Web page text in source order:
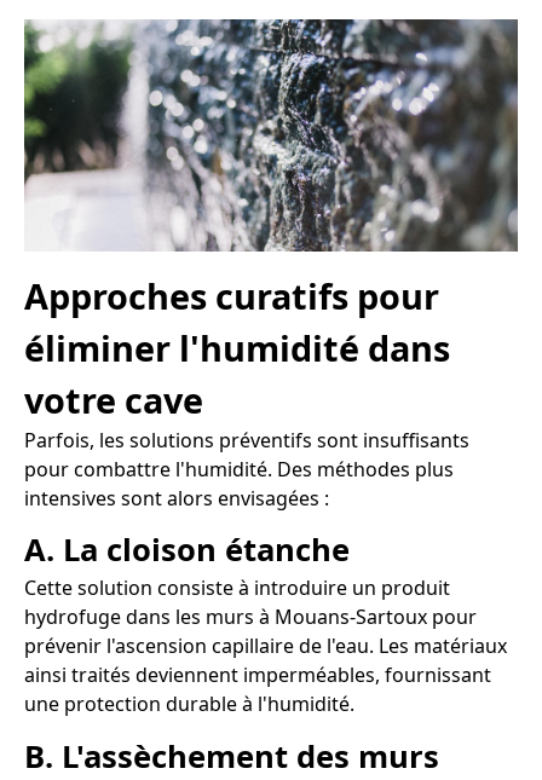
Approches curatifs pour
éliminer l'humidité dans
votre cave
Parfois, les solutions préventifs sont insuffisants
pour combattre l'humidité. Des méthodes plus
intensives sont alors envisagées :
A. La cloison étanche
Cette solution consiste à introduire un produit
hydrofuge dans les murs à Mouans-Sartoux pour
prévenir l'ascension capillaire de l'eau. Les matériaux
ainsi traités deviennent imperméables, fournissant
une protection durable à l'humidité.
B. L'assèchement des murs